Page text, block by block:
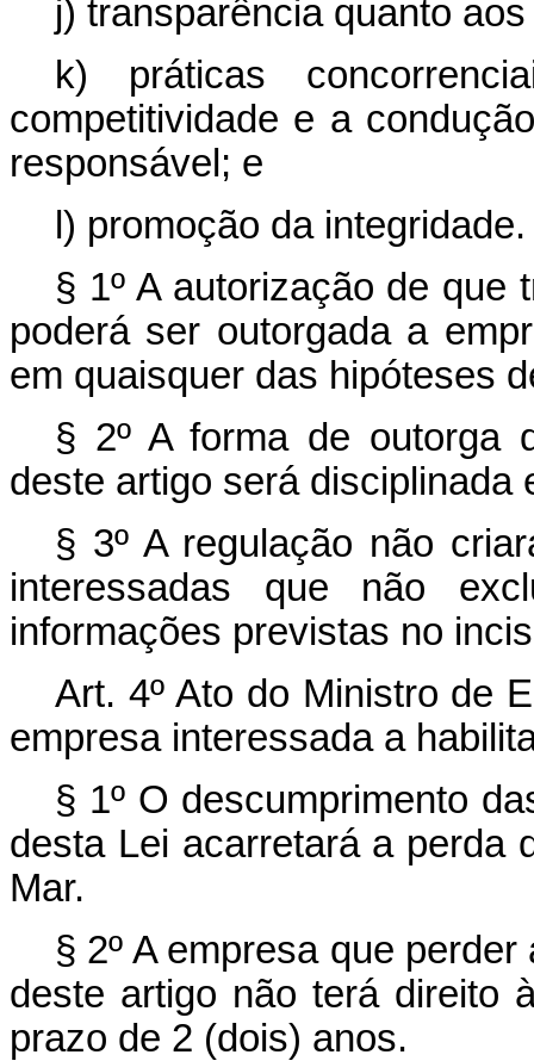
j) transparência quanto
k) práticas
competitividade e a
responsável; e
l) promoção da integridade.
§ 1º A autorização de
poderá ser outorgada a
em quaisquer das hipóteses
§ 2º A forma de outorga
deste artigo será disciplinada
§ 3º A regulação não
interessadas que não
informações previstas no
Art. 4º Ato do Ministro de
empresa interessada a
§ 1º O descumprimento
desta Lei acarretará a perda
Mar.
§ 2º A empresa que
deste artigo não terá direito
prazo de 2 (dois) anos.